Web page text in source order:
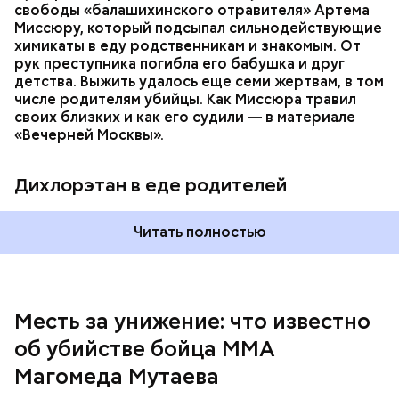
свободы «балашихинского отравителя» Артема
Миссюру, который подсыпал сильнодействующие
химикаты в еду родственникам и знакомым. От
рук преступника погибла его бабушка и друг
детства. Выжить удалось еще семи жертвам, в том
числе родителям убийцы. Как Миссюра травил
своих близких и как его судили — в материале
«Вечерней Москвы».
Дихлорэтан в еде родителей
Читать полностью
Месть за унижение: что известно
об убийстве бойца ММА
Магомеда Мутаева
— Личность подозреваемого установлена,
полицией принимаются меры к задержанию, —
Республике Дагестан.